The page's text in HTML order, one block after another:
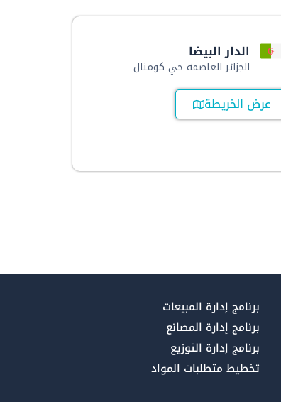
الدار البيضا
الجزائر العاصمة حي كومنال
عرض الخريطة
برنامج إدارة المبيعات
برنامج إدارة المصانع
برنامج إدارة التوزيع
تخطيط متطلبات المواد